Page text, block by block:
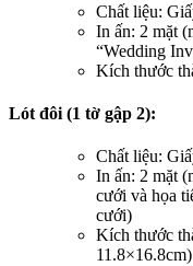
Chất liệu:
In ấn: 2 mặt
“Wedding
Kích thước
Lót đôi (1 tờ gập 2):
Chất liệu:
In ấn: 2 mặt
cưới và họa
cưới)
Kích thước
11.8×16.8cm)